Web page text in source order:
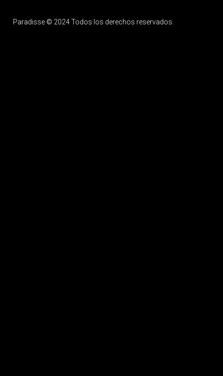
Paradisse © 2024 Todos los derechos reservados.